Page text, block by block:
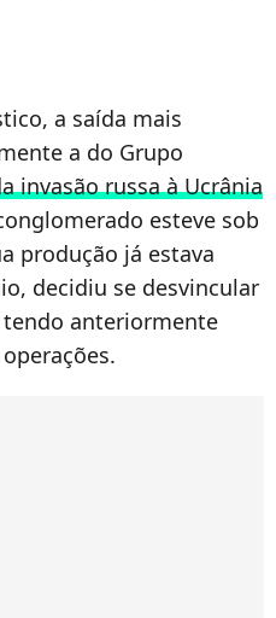
a saída mais
a do Grupo
invasão russa à Ucrânia
esteve sob
produção já estava
decidiu se desvincular
anteriormente